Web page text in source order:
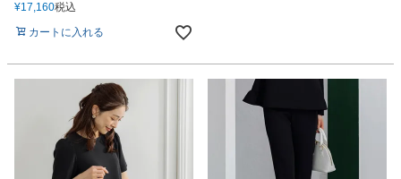
¥17,160税込
カートに入れる